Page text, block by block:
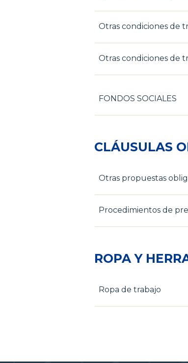
Otras condiciones de
Otras condiciones de
FONDOS SOCIALES
CLÁUSULAS
Otras propuestas
Procedimientos de
ROPA Y
Ropa de trabajo